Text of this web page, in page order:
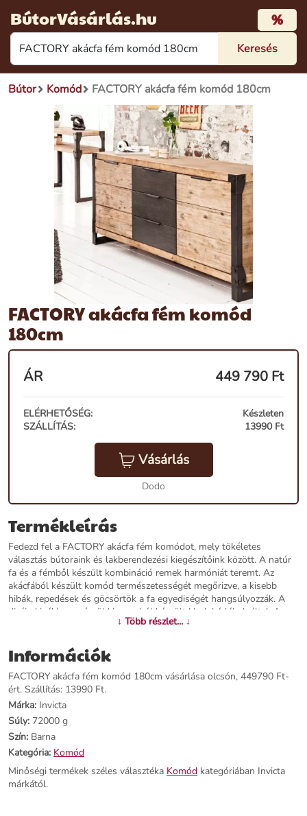
BútorVásárlás.hu %
Bútor Komód FACTORY akácfa fém komód 180cm
FACTORY akácfa fém komód
180cm
ÁR 449 790 Ft
ELÉRHETŐSÉG:
Készleten
SZÁLLÍTÁS:
13990 Ft
Vásárlás
Dodo
Termékleírás
Fedezd fel a FACTORY akácfa fém komódot, mely tökéletes
választás bútoraink és lakberendezési kiegészítőink között. A natúr
fa és a fémből készült kombináció remek harmóniát teremt. Az
akácfából készült komód természetességét megőrizve, a kisebb
hibák, repedések és göcsörtök a fa egyediségét hangsúlyozzák. A
dizájn kiválóan egészül ki a vasból készült U-alakú lábak által. A
komód középen három fiókot, oldalt pedig egy-egy kinyitható
ipari stílusú étkezőnek vagy irodának egyaránt. Ajánljuk a hozzáillő
étkezőasztalt, íróasztalt, dohányzóasztalt vagy konzolasztalt
bármelyikét.
Termékjellemzők:
Név:FACTORY akácfa fém komód 180cm
Ár:385900 Ft
Márka:
Invicta
Kategória:Komód
Tömeg:72000 g
↓ Több részlet... ↓
Információk
FACTORY akácfa fém komód 180cm vásárlása olcsón, 449790 Ft-
ért. Szállítás: 13990 Ft.
Márka: Invicta
Súly: 72000 g
Szín: Barna
Kategória: Komód
Minőségi termékek széles választéka Komód kategóriában Invicta
márkától.